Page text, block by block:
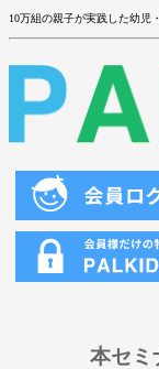
10万組の親子が実践した幼児
本セミ